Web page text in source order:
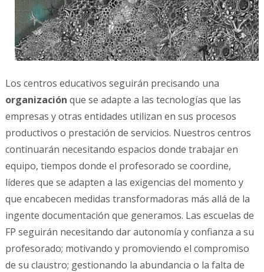
Los centros educativos seguirán precisando una
organización que se adapte a las tecnologías que las
empresas y otras entidades utilizan en sus procesos
productivos o prestación de servicios. Nuestros centros
continuarán necesitando espacios donde trabajar en
equipo, tiempos donde el profesorado se coordine,
líderes que se adapten a las exigencias del momento y
que encabecen medidas transformadoras más allá de la
ingente documentación que generamos. Las escuelas de
FP seguirán necesitando dar autonomía y confianza a su
profesorado; motivando y promoviendo el compromiso
de su claustro; gestionando la abundancia o la falta de